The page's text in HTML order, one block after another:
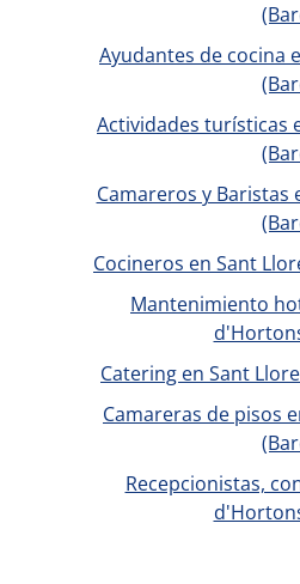
Ayudantes de cocina
Actividades turísticas
Camareros y
Cocineros en Sant
Mantenimiento
Catering en Sant
Camareras de pisos
Recepcionistas,